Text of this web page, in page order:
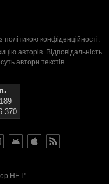
політикою конфіденційності.
авторів. Відповідальність
автори текстів.
370